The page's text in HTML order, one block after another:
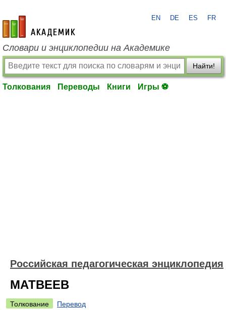
academic.ru
EN DE ES FR
Словари и энциклопедии на Академике
Найти!
Толкования Переводы Книги Игры ⚽
Российская педагогическая энциклопедия
МАТВЕЕВ
Толкование
Перевод